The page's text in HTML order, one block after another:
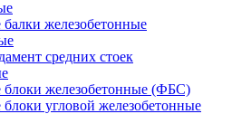
железобетонные
средних стоек
железобетонные (ФБС)
угловой железобетонные